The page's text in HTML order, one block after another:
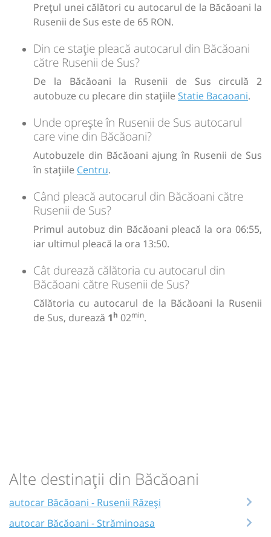
Sursa: Trans Olteanu Tour SRL| Ultima actualizare: 01/2026
Prețul unei călători cu autocarul de la Băcăoani la
Rusenii de Sus este de 65 RON.
Din ce stație pleacă autocarul din Băcăoani
către Rusenii de Sus?
De la Băcăoani la Rusenii de Sus circulă 2
autobuze cu plecare din stațiile Statie Bacaoani.
Unde oprește în Rusenii de Sus autocarul
care vine din Băcăoani?
Autobuzele din Băcăoani ajung în Rusenii de Sus
în stațiile Centru.
Când pleacă autocarul din Băcăoani către
Rusenii de Sus?
Primul autobuz din Băcăoani pleacă la ora 06:55,
iar ultimul pleacă la ora 13:50.
Cât durează călătoria cu autocarul din
Băcăoani către Rusenii de Sus?
Călătoria cu autocarul de la Băcăoani la Rusenii
de Sus, durează 1h 02min.
Alte destinații din Băcăoani
autocar Băcăoani - Rusenii Răzeși
autocar Băcăoani - Străminoasa